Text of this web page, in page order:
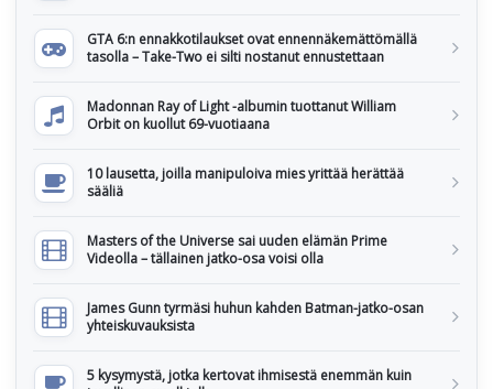
GTA 6:n ennakkotilaukset ovat ennennäkemättömällä
tasolla – Take-Two ei silti nostanut ennustettaan
Madonnan Ray of Light -albumin tuottanut William
Orbit on kuollut 69-vuotiaana
10 lausetta, joilla manipuloiva mies yrittää herättää
sääliä
Masters of the Universe sai uuden elämän Prime
Videolla – tällainen jatko-osa voisi olla
James Gunn tyrmäsi huhun kahden Batman-jatko-osan
yhteiskuvauksista
5 kysymystä, jotka kertovat ihmisestä enemmän kuin